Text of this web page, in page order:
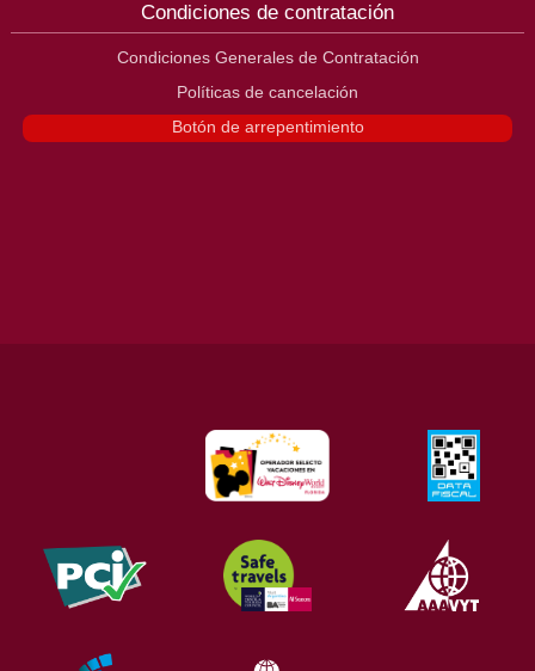
Condiciones de contratación
Condiciones Generales de Contratación
Políticas de cancelación
Botón de arrepentimiento